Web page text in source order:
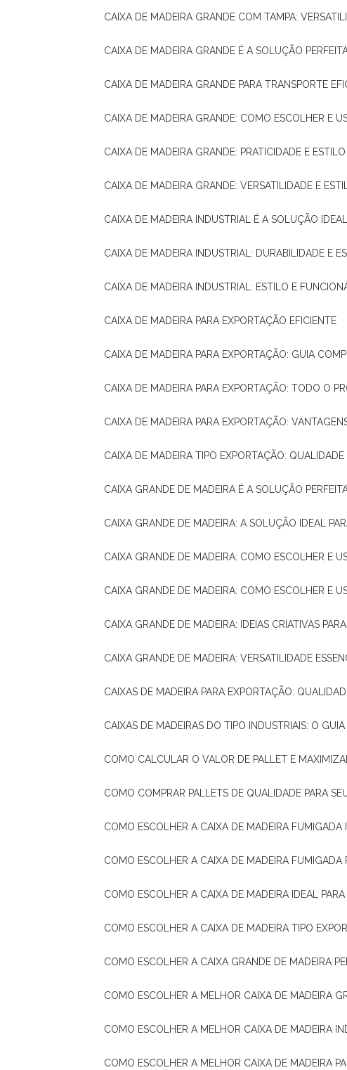
CAIXA DE MADEIRA GRANDE COM TAMPA:
CAIXA DE MADEIRA GRANDE É A SOLUÇÃO
CAIXA DE MADEIRA GRANDE PARA TRANSPORTE
CAIXA DE MADEIRA GRANDE: COMO ESCOLHER E
CAIXA DE MADEIRA GRANDE: PRATICIDADE E ESTILO
CAIXA DE MADEIRA GRANDE: VERSATILIDADE E
CAIXA DE MADEIRA INDUSTRIAL É A SOLUÇÃO
CAIXA DE MADEIRA INDUSTRIAL: DURABILIDADE E
CAIXA DE MADEIRA INDUSTRIAL: ESTILO E
CAIXA DE MADEIRA PARA EXPORTAÇÃO EFICIENTE
CAIXA DE MADEIRA PARA EXPORTAÇÃO: GUIA
CAIXA DE MADEIRA PARA EXPORTAÇÃO: TODO O
CAIXA DE MADEIRA PARA EXPORTAÇÃO:
CAIXA DE MADEIRA TIPO EXPORTAÇÃO:
CAIXA GRANDE DE MADEIRA É A SOLUÇÃO
CAIXA GRANDE DE MADEIRA: A SOLUÇÃO IDEAL
CAIXA GRANDE DE MADEIRA: COMO ESCOLHER E
CAIXA GRANDE DE MADEIRA: COMO ESCOLHER E
CAIXA GRANDE DE MADEIRA: IDEIAS CRIATIVAS
CAIXA GRANDE DE MADEIRA: VERSATILIDADE
CAIXAS DE MADEIRA PARA EXPORTAÇÃO:
CAIXAS DE MADEIRAS DO TIPO INDUSTRIAIS: O
COMO CALCULAR O VALOR DE PALLET E
COMO COMPRAR PALLETS DE QUALIDADE PARA
COMO ESCOLHER A CAIXA DE MADEIRA FUMIGADA
COMO ESCOLHER A CAIXA DE MADEIRA FUMIGADA
COMO ESCOLHER A CAIXA DE MADEIRA IDEAL
COMO ESCOLHER A CAIXA DE MADEIRA TIPO
COMO ESCOLHER A CAIXA GRANDE DE MADEIRA
COMO ESCOLHER A MELHOR CAIXA DE MADEIRA
COMO ESCOLHER A MELHOR CAIXA DE MADEIRA
COMO ESCOLHER A MELHOR CAIXA DE MADEIRA